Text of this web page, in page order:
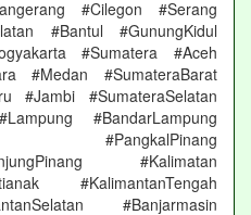
#Cilegon #Serang
#Bantul #GunungKidul
#Sumatera #Aceh
#Medan #SumateraBarat
#Jambi #SumateraSelatan
#BandarLampung
#PangkalPinang
#Kalimatan
#KalimantanTengah
#Banjarmasin